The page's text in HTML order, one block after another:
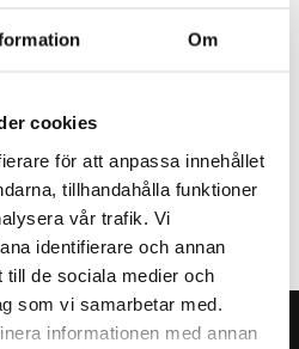
Om
cookies
för att anpassa innehållet
tillhandahålla funktioner
vår trafik. Vi
identifierare och annan
till de sociala medier och
som vi samarbetar med.
informationen med annan